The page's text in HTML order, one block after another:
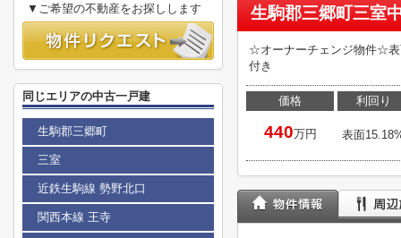
生駒郡三郷町三室
☆オーナーチェンジ物件☆
付き
価格
440万円
利回り
表面
▼ご希望の不動産をお探しします
同じエリアの中古一戸建
生駒郡三郷町
三室
近鉄生駒線 勢野北口
関西本線 王寺